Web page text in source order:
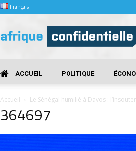
Français
Confidentielle
ACCUEIL POLITIQUE
Accueil Le Sénégal humilié à Davos :
364697